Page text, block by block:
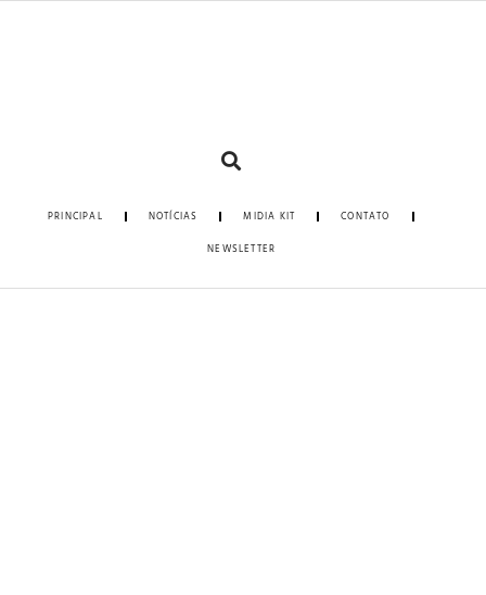
PRINCIPAL NOTÍCIAS MIDIA KIT CONTATO
NEWSLETTER